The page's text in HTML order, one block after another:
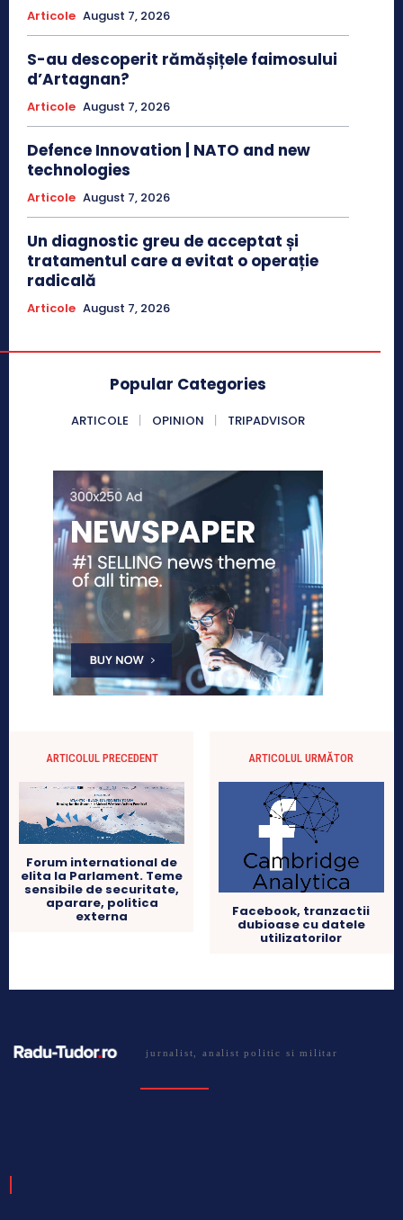
Articole August 7, 2026
S-au descoperit rămășițele faimosului
d’Artagnan?
Articole August 7, 2026
Defence Innovation | NATO and new
technologies
Articole August 7, 2026
Un diagnostic greu de acceptat și
tratamentul care a evitat o operație
radicală
Articole August 7, 2026
Popular Categories
ARTICOLE OPINION TRIPADVISOR
ARTICOLUL PRECEDENT
Forum international de
elita la Parlament. Teme
sensibile de securitate,
aparare, politica
externa
ARTICOLUL URMĂTOR
Facebook, tranzactii
dubioase cu datele
utilizatorilor
jurnalist, analist politic si militar